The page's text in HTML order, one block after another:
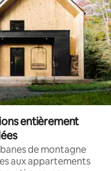
entièrement
de montagne
aux appartements